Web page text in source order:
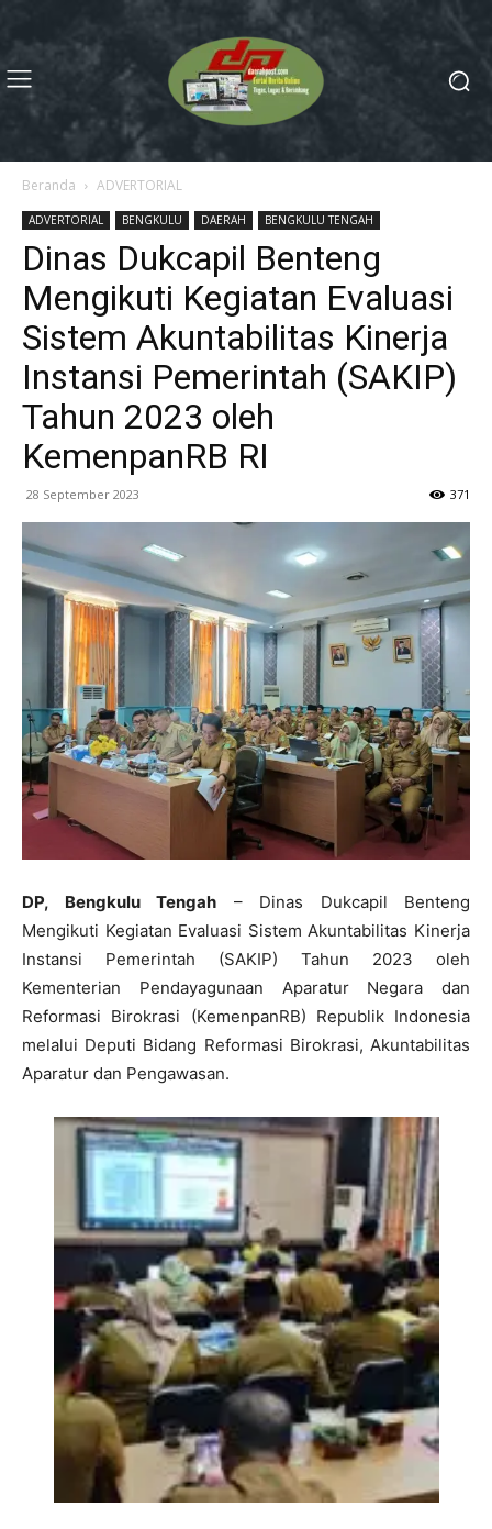
Beranda ADVERTORIAL
ADVERTORIAL BENGKULU DAERAH BENGKULU TENGAH
Dinas Dukcapil Benteng
Mengikuti Kegiatan Evaluasi
Sistem Akuntabilitas Kinerja
Instansi Pemerintah (SAKIP)
Tahun 2023 oleh
KemenpanRB RI
28 September 2023 371
DP, Bengkulu Tengah – Dinas Dukcapil Benteng
Mengikuti Kegiatan Evaluasi Sistem Akuntabilitas Kinerja
Instansi Pemerintah (SAKIP) Tahun 2023 oleh
Kementerian Pendayagunaan Aparatur Negara dan
Reformasi Birokrasi (KemenpanRB) Republik Indonesia
melalui Deputi Bidang Reformasi Birokrasi, Akuntabilitas
Aparatur dan Pengawasan.